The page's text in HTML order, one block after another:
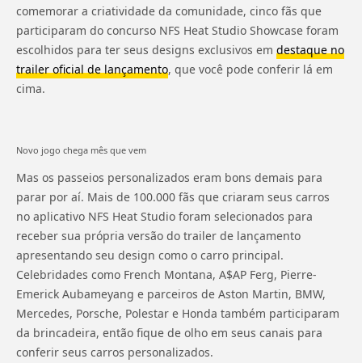
comemorar a criatividade da comunidade, cinco fãs que
participaram do concurso NFS Heat Studio Showcase foram
escolhidos para ter seus designs exclusivos emdestaque no
trailer oficial de lançamento, que você pode conferir lá em
cima.
Novo jogo chega mês que vem
Mas os passeios personalizados eram bons demais para
parar por aí. Mais de 100.000 fãs que criaram seus carros
no aplicativo NFS Heat Studio foram selecionados para
receber sua própria versão do trailer de lançamento
apresentando seu design como o carro principal.
Celebridades como French Montana, A$AP Ferg, Pierre-
Emerick Aubameyang e parceiros de Aston Martin, BMW,
Mercedes, Porsche, Polestar e Honda também participaram
da brincadeira, então fique de olho em seus canais para
conferir seus carros personalizados.